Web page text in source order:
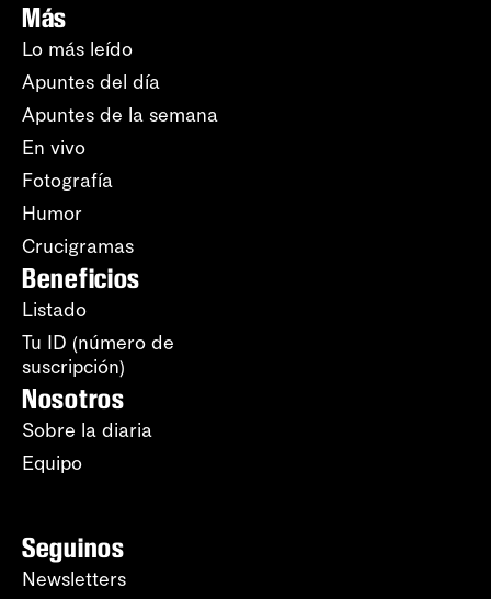
Más
Lo más leído
Apuntes del día
Apuntes de la semana
En vivo
Fotografía
Humor
Crucigramas
Beneficios
Listado
Tu ID (número de
suscripción)
Nosotros
Sobre la diaria
Equipo
Seguinos
Newsletters